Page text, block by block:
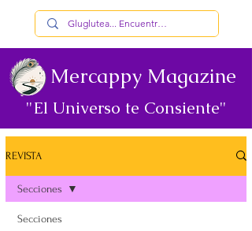
Mercappy Magazine
"El Universo te Consiente"
REVISTA
Secciones
Secciones